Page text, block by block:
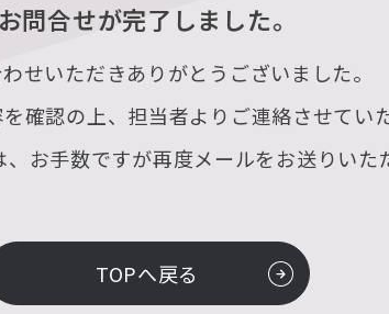
お問合せが完了しました。
せいただきありがとうございました。
確認の上、担当者よりご連絡させてい
お手数ですが再度メールをお送りいた
TOPへ戻る